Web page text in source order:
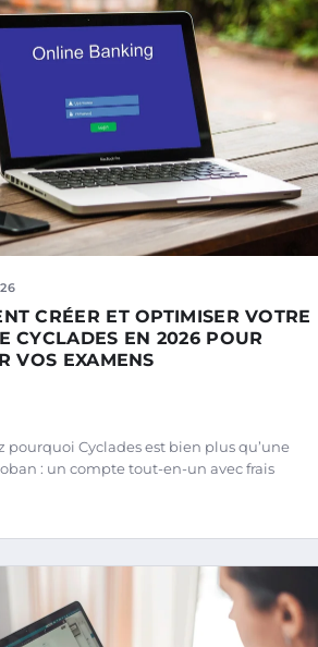
CRÉER ET OPTIMISER VOTRE
CYCLADES EN 2026 POUR
VOS EXAMENS
pourquoi Cyclades est bien plus qu’une
: un compte tout-en-un avec frais